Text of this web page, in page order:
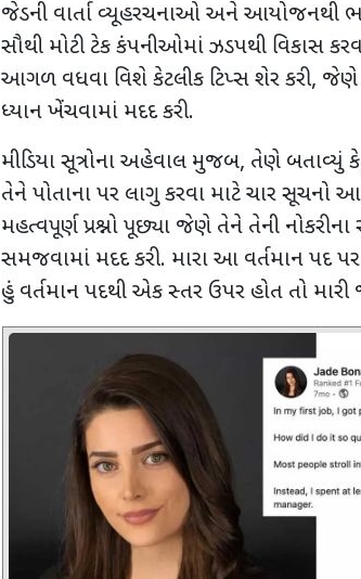
જેડની વાર્તા વ્યૂહરચનાઓ અને આયોજનથી
સૌથી મોટી ટેક કંપનીઓમાં ઝડપથી વિકાસ
આગળ વધવા વિશે કેટલીક ટિપ્સ શેર કરી, જેણે
ધ્યાન ખેંચવામાં મદદ કરી.
મીડિયા સૂત્રોના અહેવાલ મુજબ, તેણે બતાવ્યું કે
તેને પોતાના પર લાગુ કરવા માટે ચાર
મહત્વપૂર્ણ પ્રશ્નો પૂછ્યા જેણે તેને તેની
સમજવામાં મદદ કરી. મારા આ વર્તમાન પદ
હું વર્તમાન પદથી એક સ્તર ઉપર હોત તો